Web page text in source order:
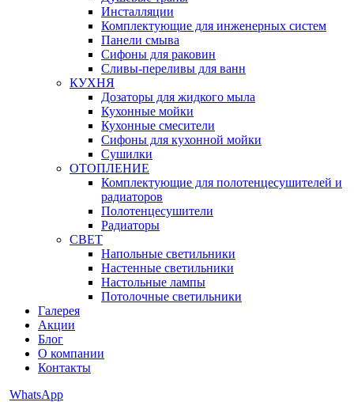
Инсталляции
Комплектующие для инженерных систем
Панели смыва
Сифоны для раковин
Сливы-переливы для ванн
КУХНЯ
Дозаторы для жидкого мыла
Кухонные мойки
Кухонные смесители
Сифоны для кухонной мойки
Сушилки
ОТОПЛЕНИЕ
Комплектующие для полотенцесушителей и
радиаторов
Полотенцесушители
Радиаторы
СВЕТ
Напольные светильники
Настенные светильники
Настольные лампы
Потолочные светильники
Галерея
Акции
Блог
О компании
Контакты
WhatsApp